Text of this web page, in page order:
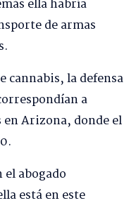
ella habría
de armas
cannabis, la defensa
a
Arizona, donde el
el abogado
está en este